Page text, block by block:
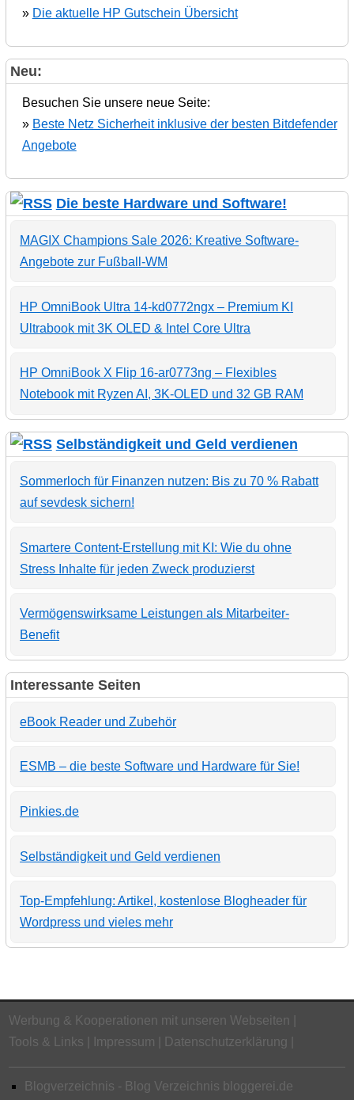
» Die aktuelle HP Gutschein Übersicht
Neu:
Besuchen Sie unsere neue Seite:
» Beste Netz Sicherheit inklusive der besten Bitdefender
Angebote
Die beste Hardware und Software!
MAGIX Champions Sale 2026: Kreative Software-
Angebote zur Fußball-WM
HP OmniBook Ultra 14-kd0772ngx – Premium KI
Ultrabook mit 3K OLED & Intel Core Ultra
HP OmniBook X Flip 16-ar0773ng – Flexibles
Notebook mit Ryzen AI, 3K-OLED und 32 GB RAM
Selbständigkeit und Geld verdienen
Sommerloch für Finanzen nutzen: Bis zu 70 % Rabatt
auf sevdesk sichern!
Smartere Content-Erstellung mit KI: Wie du ohne
Stress Inhalte für jeden Zweck produzierst
Vermögenswirksame Leistungen als Mitarbeiter-
Benefit
Interessante Seiten
eBook Reader und Zubehör
ESMB – die beste Software und Hardware für Sie!
Pinkies.de
Selbständigkeit und Geld verdienen
Top-Empfehlung: Artikel, kostenlose Blogheader für
Wordpress und vieles mehr
Werbung & Kooperationen mit unseren Webseiten
Tools & Links
Impressum Datenschutzerklärung
Blogverzeichnis - Blog Verzeichnis bloggerei.de